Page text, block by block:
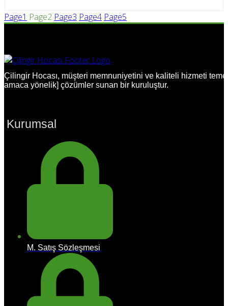
Page1 Page2 Page3 Page4 Page5
Çilingir Hocası, müşteri memnuniyetini ve kaliteli hizmeti
amaca yönelik] çözümler sunan bir kuruluştur.
Kurumsal
M. Satış Sözleşmesi